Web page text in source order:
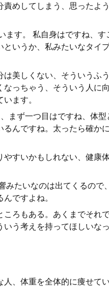
めしてしまう、思ったよ
す。 私自身はですね、す
いうか、私みたいなタイ
美しくない、そういうふ
っちゃう、そういう人に
ます。
まず一つ目はですね、体
んですね。太ったら確か
すいかもしれない、健康
たいなのは出てくるので
ですよね。
ろもある。あくまでそれ
う考えを持ってほしいな
、体重を全体的に痩せて